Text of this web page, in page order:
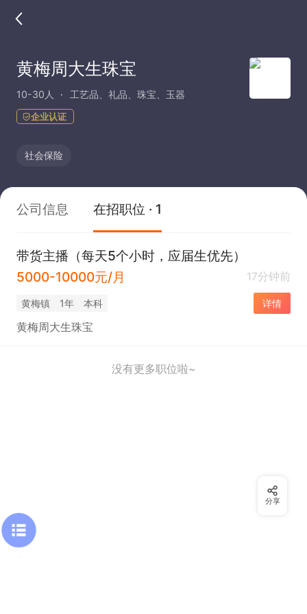
黄梅周大生珠宝
10-30人 工艺品、礼品、珠宝、玉器
企业认证
社会保险
公司信息 在招职位 · 1
带货主播（每天5个小时，应届生优先）
5000-10000元/月
17分钟前
黄梅镇 1年 本科 详情
黄梅周大生珠宝
没有更多职位啦~
分享